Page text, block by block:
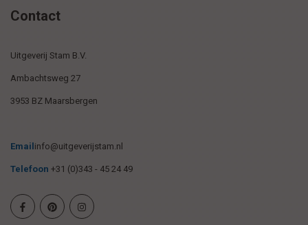
Contact
Uitgeverij Stam B.V.
Ambachtsweg 27
3953 BZ Maarsbergen
Email info@uitgeverijstam.nl
Telefoon +31 (0)343 - 45 24 49